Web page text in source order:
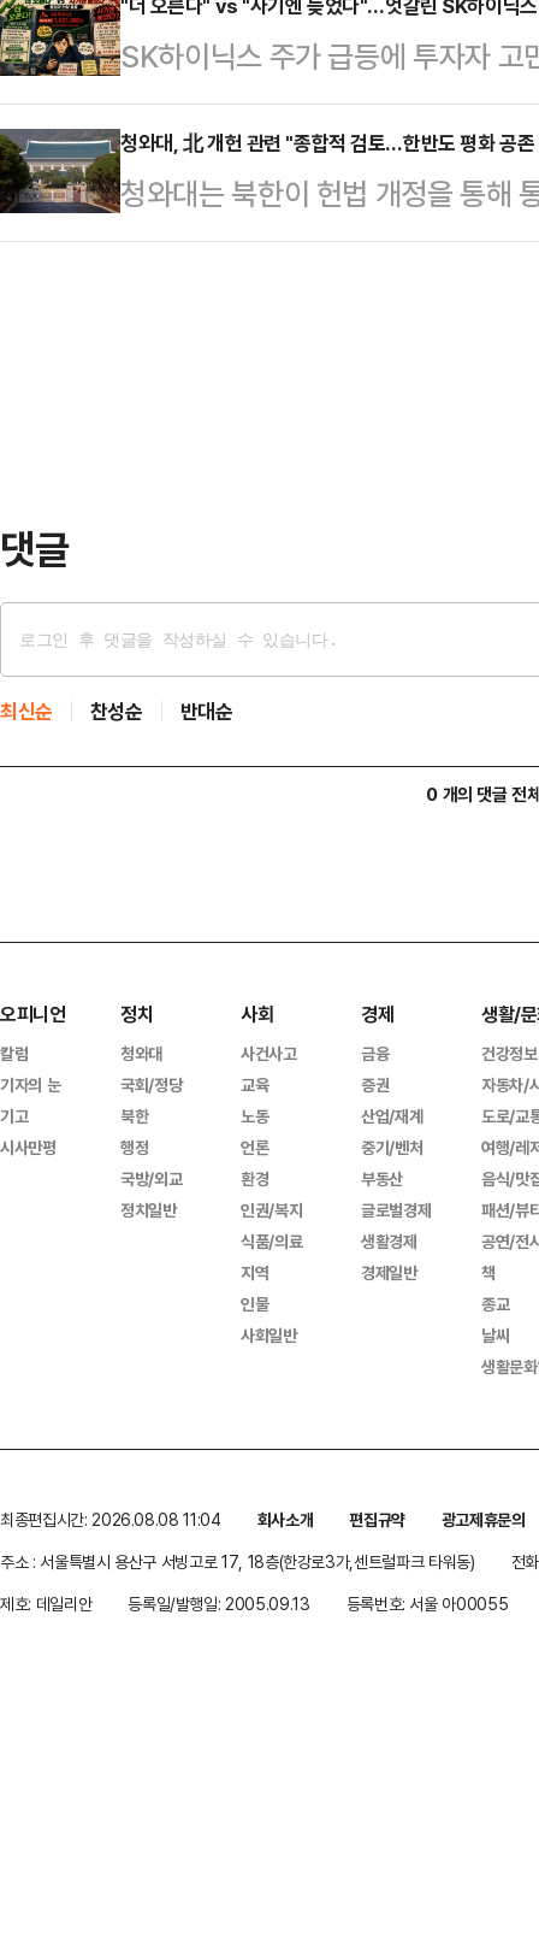
다.BC카드 회원사(우리카드·하나
카드·iM뱅크·BNK부산은행·BNK
·BC바로카드 등) 발급 …
치도지사가 7일 오전 전북도의회
스로를 ‘무소속 후보’가 아닌 ‘도민
이 아닌 도민의 판단을, 중앙의 결
다.6일 데일리안TV 생방송 ‘용산의
데일리안 정치부장은 이 사태의 본
에서 김관영 지사가…
SK하이닉스 주가 급등에 투자자
목소리가 제시됐다.인공지능(AI)
를 수 있다는 전망이 지배적인 상황
의견이 제시돼 이목을 끌고 있다.7
스 주가는 전 거래일보다 15만
청와대, 北 개헌 관련 "종합적 검토…한반도 평화 공
청와대는 북한이 헌법 개정을 통해
를 명문화한 데 대해 "한반도 평화
댓글
최신순 찬성순 반대순
0 개의 댓글 전
오피니언
칼럼
기자의 눈
기고
시사만평
정치
청와대
국회/정당
북한
행정
국방/외교
정치일반
사회
사건사고
교육
노동
언론
환경
인권/복지
식품/의료
지역
인물
사회일반
경제
금융
증권
산업/재계
중기/벤처
부동산
글로벌경제
생활경제
경제일반
생활/
건강정보
자동차/
도로/교
여행/레
음식/맛
패션/뷰
공연/전
책
종교
날씨
생활문
최종편집시간: 2026.08.08 11:04 회사소개 편집규약
광고제휴문의
주소 : 서울특별시 용산구 서빙고로 17, 18층(한강로3가,센트럴파크 타워동)
전
제호: 데일리안
등록일/발행일: 2005.09.13 등록번호: 서울 아00055